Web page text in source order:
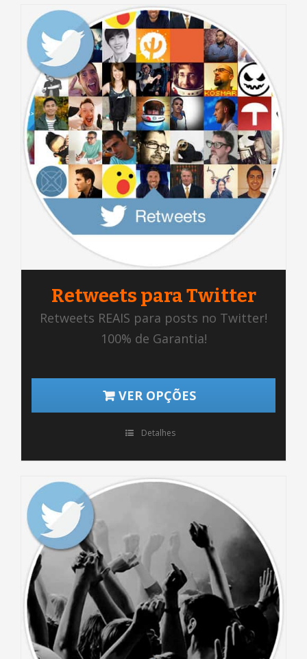
Retweets para Twitter
Retweets REAIS para posts no Twitter!
100% de Garantia!
VER OPÇÕES
Detalhes